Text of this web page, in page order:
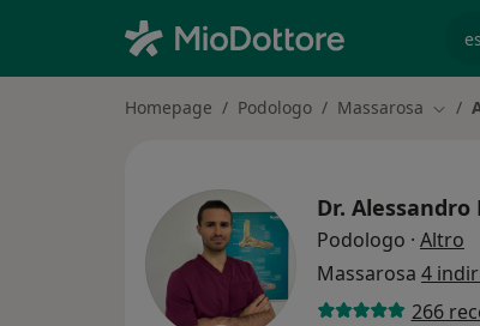
Homepage Podologo Massarosa
Dr. Alessandro
Podologo · Altro
Massarosa 4
266